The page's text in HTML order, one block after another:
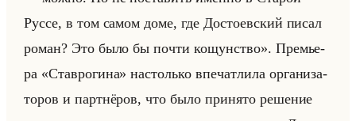
Руссе, в том самом доме, где До­сто­ев­ский писал
роман? Это было бы почти ко­щун­ство». Пре­мье­
ра «Ставрогина» на­столько впе­чат­ли­ла ор­га­ни­за­
то­ров и парт­нё­ров, что было при­ня­то ре­ше­ние